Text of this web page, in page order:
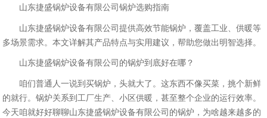
山东捷盛锅炉设备有限公司锅炉选购指南
山东捷盛锅炉设备有限公司提供高效节能锅炉，覆盖工业、供暖等
多场景需求。本文详解其产品特点与实用建议，帮助您做出明智选择。
山东捷盛锅炉设备有限公司的锅炉到底好在哪？
咱们普通人一说到买锅炉，头就大了。这东西不像买菜，挑个新鲜
的就行。锅炉关系到工厂生产、小区供暖，甚至整个企业的运行效率。
今天咱就好好聊聊山东捷盛锅炉设备有限公司的锅炉，为啥越来越多的